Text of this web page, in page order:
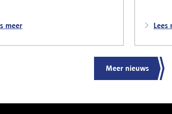
en zestien voertuigen zijn
de politie ook drie
meer
melding
Lees
Meer nieuws